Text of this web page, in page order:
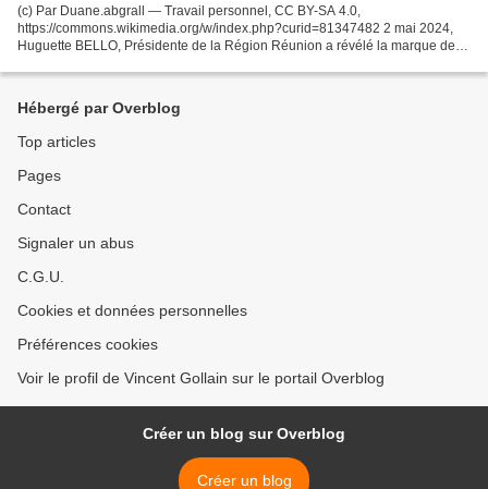
(c) Par Duane.abgrall — Travail personnel, CC BY-SA 4.0,
https://commons.wikimedia.org/w/index.php?curid=81347482 2 mai 2024,
Huguette BELLO, Présidente de la Région Réunion a révélé la marque de
Hébergé par Overblog
Top articles
Pages
Contact
Signaler un abus
C.G.U.
Cookies et données personnelles
Préférences cookies
Voir le profil de Vincent Gollain sur le portail Overblog
Créer un blog sur Overblog
Créer un blog